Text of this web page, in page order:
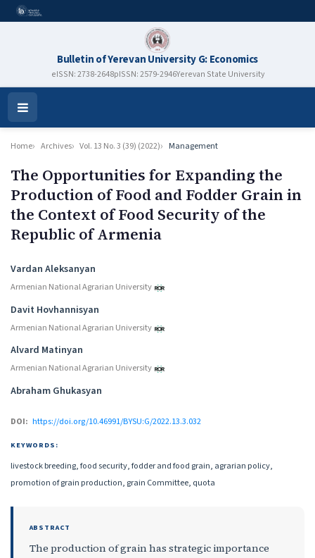
Bulletin of Yerevan University G: Economics
eISSN: 2738-2648pISSN: 2579-2946Yerevan State University
Open
Menu
Home Archives Vol. 13 No. 3 (39) (2022) Management
The Opportunities for Expanding the
Production of Food and Fodder Grain in
the Context of Food Security of the
Republic of Armenia
Authors
Vardan Aleksanyan
Armenian National Agrarian University
Davit Hovhannisyan
Armenian National Agrarian University
Alvard Matinyan
Armenian National Agrarian University
Abraham Ghukasyan
DOI: https://doi.org/10.46991/BYSU:G/2022.13.3.032
KEYWORDS:
livestock breeding, food security, fodder and food grain, agrarian policy,
promotion of grain production, grain Committee, quota
ABSTRACT
The production of grain has strategic importance